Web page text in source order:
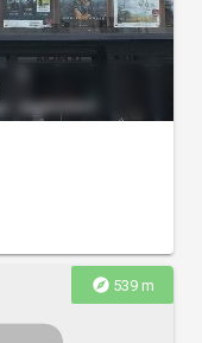
explore 539 m